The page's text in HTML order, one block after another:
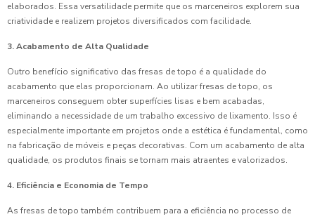
elaborados. Essa versatilidade permite que os marceneiros explorem sua
criatividade e realizem projetos diversificados com facilidade.
3. Acabamento de Alta Qualidade
Outro benefício significativo das fresas de topo é a qualidade do
acabamento que elas proporcionam. Ao utilizar fresas de topo, os
marceneiros conseguem obter superfícies lisas e bem acabadas,
eliminando a necessidade de um trabalho excessivo de lixamento. Isso é
especialmente importante em projetos onde a estética é fundamental, como
na fabricação de móveis e peças decorativas. Com um acabamento de alta
qualidade, os produtos finais se tornam mais atraentes e valorizados.
4. Eficiência e Economia de Tempo
As fresas de topo também contribuem para a eficiência no processo de